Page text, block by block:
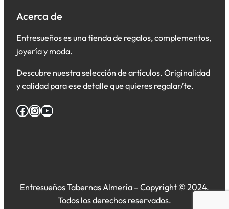
Acerca de
Entresueños es una tienda de regalos, complementos,
joyería y moda.
Descubre nuestra selección de artículos. Originalidad
y calidad para ese detalle que quieres regalar/te.
Facebook InstagramYouTube
Entresueños Tabernas Almería – Copyright © 2024.
Todos los derechos reservados.